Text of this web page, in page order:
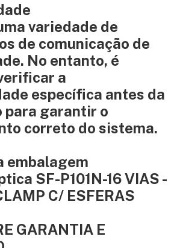
variedade de
de comunicação de
No entanto, é
a
específica antes da
garantir o
correto do sistema.
embalagem
SF-P101N-16 VIAS -
C/ ESFERAS
GARANTIA E